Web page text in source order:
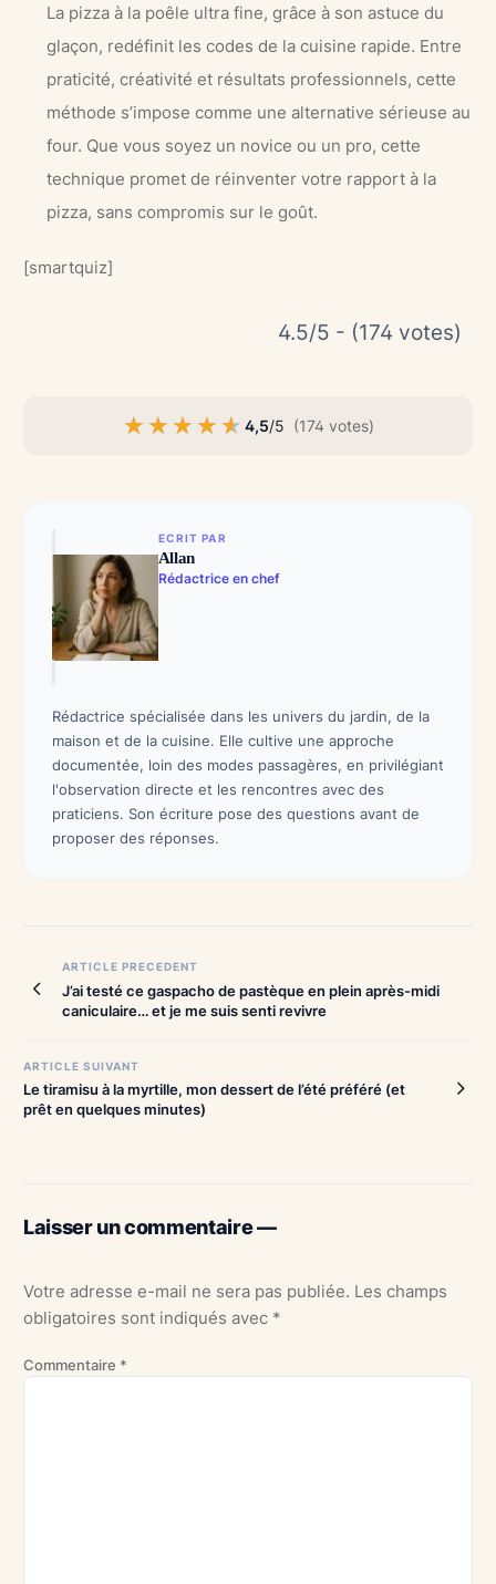
La pizza à la poêle ultra fine, grâce à son astuce du
glaçon, redéfinit les codes de la cuisine rapide. Entre
praticité, créativité et résultats professionnels, cette
méthode s’impose comme une alternative sérieuse au
four. Que vous soyez un novice ou un pro, cette
technique promet de réinventer votre rapport à la
pizza, sans compromis sur le goût.
[smartquiz]
4.5/5 - (174 votes)
★★★★★
★★★★★ 4,5/5 (174 votes)
ECRIT PAR
Allan
Rédactrice en chef
Rédactrice spécialisée dans les univers du jardin, de la
maison et de la cuisine. Elle cultive une approche
documentée, loin des modes passagères, en privilégiant
l'observation directe et les rencontres avec des
praticiens. Son écriture pose des questions avant de
proposer des réponses.
Navigation
de
ARTICLE PRECEDENT
J’ai testé ce gaspacho de pastèque en plein après-midi
caniculaire… et je me suis senti revivre
ARTICLE SUIVANT
Le tiramisu à la myrtille, mon dessert de l’été préféré (et
prêt en quelques minutes)
Laisser un commentaire —
Votre adresse e-mail ne sera pas publiée. Les champs
obligatoires sont indiqués avec *
Commentaire *